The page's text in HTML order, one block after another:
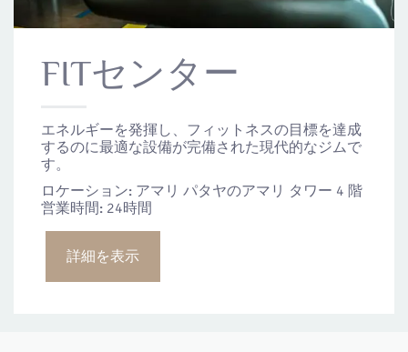
FITセンター
エネルギーを発揮し、フィットネスの目標を達成
するのに最適な設備が完備された現代的なジムで
す。
ロケーション: アマリ パタヤのアマリ タワー 4 階
営業時間: 24時間
詳細を表示